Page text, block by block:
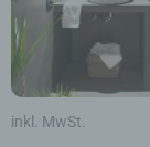
inkl. MwSt.